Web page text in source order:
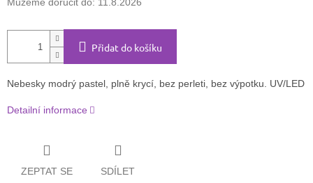
Můžeme doručit do: 11.8.2026
Přidat do košíku
Nebesky modrý pastel, plně krycí, bez perleti, bez výpotku. UV/LED
Detailní informace
ZEPTAT SE SDÍLET